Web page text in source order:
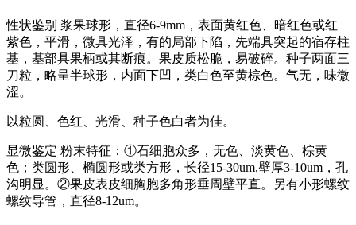
性状鉴别 浆果球形，直径6-9mm，表面黄红色、暗红色或红
紫色，平滑，微具光泽，有的局部下陷，先端具突起的宿存柱
基，基部具果柄或其断痕。果皮质松脆，易破碎。种子两面三
刀粒，略呈半球形，内面下凹，类白色至黄棕色。气无，味微
涩。
以粒圆、色红、光滑、种子色白者为佳。
显微鉴定 粉末特征：①石细胞众多，无色、淡黄色、棕黄
色；类圆形、椭圆形或类方形，长径15-30um,壁厚3-10um，孔
沟明显。②果皮表皮细胸胞多角形垂周壁平直。另有小形螺纹
螺纹导管，直径8-12um。